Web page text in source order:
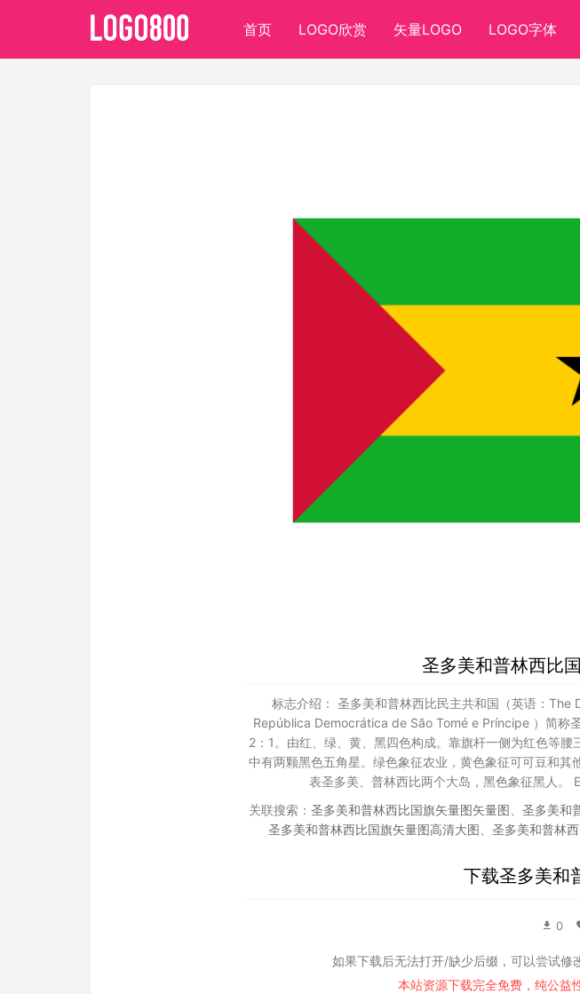
首页 LOGO欣赏 矢量LOGO LOGO字体
圣多美和普林西比
标志介绍： 圣多美和普林西比民主共和国（英语：
República Democrática de São Tomé e Príncipe ）简称
2：1。由红、绿、黄、黑四色构成。靠旗杆一侧为红色等
中有两颗黑色五角星。绿色象征农业，黄色象征可可豆和
表圣多美、普林西比两个大岛，黑色象征黑人。
关联搜索： 圣多美和普林西比国旗矢量图矢量图 圣多美和
圣多美和普林西比国旗矢量图高清大图
圣多美和普林
下载圣多美和
0
如果下载后无法打开/缺少后缀，可以尝试修
本站资源下载完全免费，纯公益